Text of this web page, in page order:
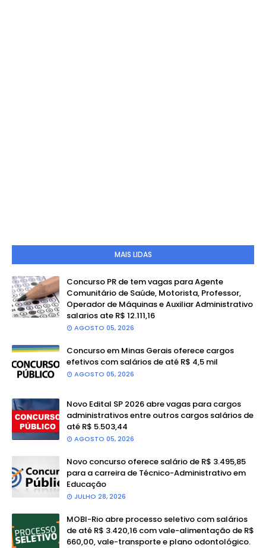
MAIS LIDAS
Concurso PR de tem vagas para Agente
Comunitário de Saúde, Motorista, Professor,
Operador de Máquinas e Auxiliar Administrativo
salarios ate R$ 12.111,16
AGOSTO 05, 2026
Concurso em Minas Gerais oferece cargos
efetivos com salários de até R$ 4,5 mil
AGOSTO 05, 2026
Novo Edital SP 2026 abre vagas para cargos
administrativos entre outros cargos salários de
até R$ 5.503,44
AGOSTO 05, 2026
Novo concurso oferece salário de R$ 3.495,85
para a carreira de Técnico-Administrativo em
Educação
JULHO 28, 2026
MOBI-Rio abre processo seletivo com salários
de até R$ 3.420,16 com vale-alimentação de R$
660,00, vale-transporte e plano odontológico.